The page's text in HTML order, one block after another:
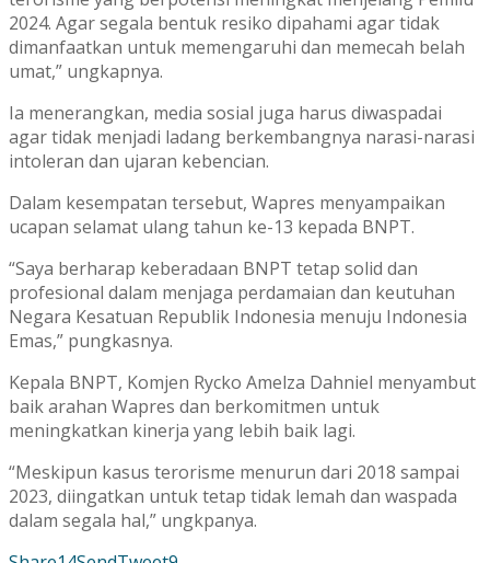
2024. Agar segala bentuk resiko dipahami agar tidak
dimanfaatkan untuk memengaruhi dan memecah belah
umat,” ungkapnya.
Ia menerangkan, media sosial juga harus diwaspadai
agar tidak menjadi ladang berkembangnya narasi-narasi
intoleran dan ujaran kebencian.
Dalam kesempatan tersebut, Wapres menyampaikan
ucapan selamat ulang tahun ke-13 kepada BNPT.
“Saya berharap keberadaan BNPT tetap solid dan
profesional dalam menjaga perdamaian dan keutuhan
Negara Kesatuan Republik Indonesia menuju Indonesia
Emas,” pungkasnya.
Kepala BNPT, Komjen Rycko Amelza Dahniel menyambut
baik arahan Wapres dan berkomitmen untuk
meningkatkan kinerja yang lebih baik lagi.
“Meskipun kasus terorisme menurun dari 2018 sampai
2023, diingatkan untuk tetap tidak lemah dan waspada
dalam segala hal,” ungkpanya.